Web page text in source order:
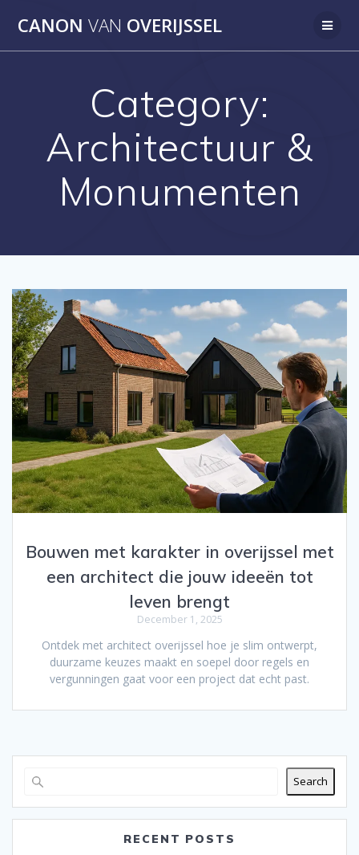
to
CANON VAN OVERIJSSEL
Category:
Architectuur &
Monumenten
Bouwen met karakter in overijssel met
een architect die jouw ideeën tot
leven brengt
December 1, 2025
Ontdek met architect overijssel hoe je slim ontwerpt,
duurzame keuzes maakt en soepel door regels en
vergunningen gaat voor een project dat echt past.
Search
RECENT POSTS